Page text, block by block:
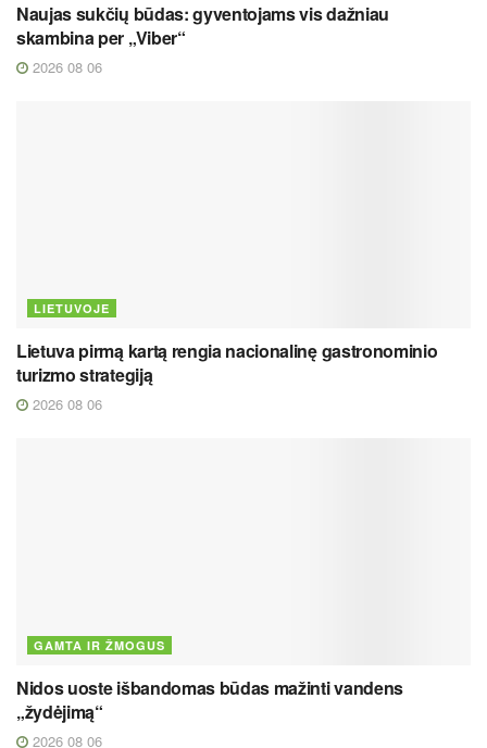
Naujas sukčių būdas: gyventojams vis dažniau
skambina per „Viber“
2026 08 06
LIETUVOJE
Lietuva pirmą kartą rengia nacionalinę gastronominio
turizmo strategiją
2026 08 06
GAMTA IR ŽMOGUS
Nidos uoste išbandomas būdas mažinti vandens
„žydėjimą“
2026 08 06